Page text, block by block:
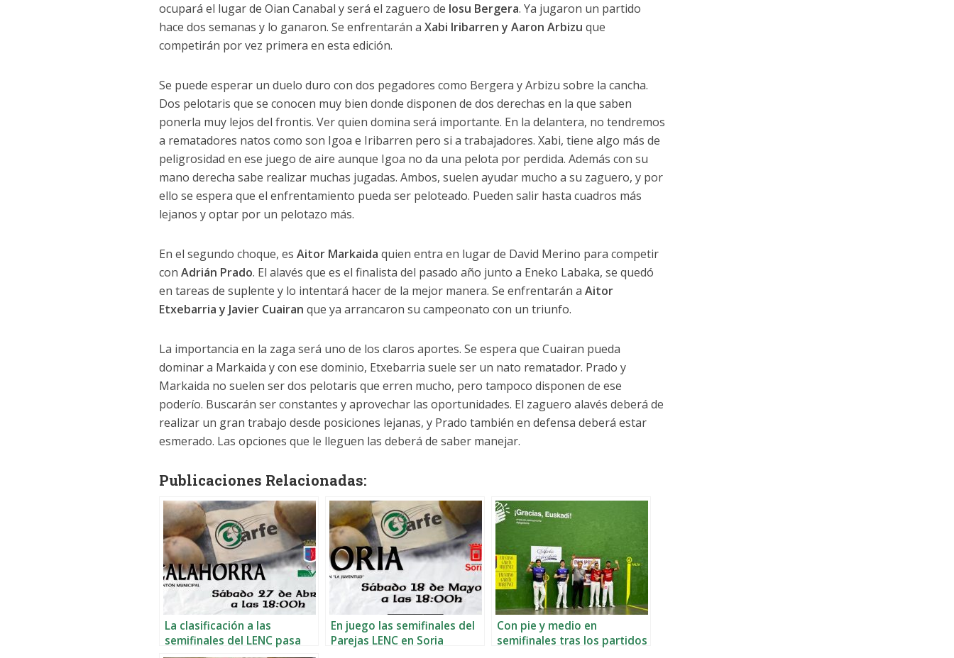
ocupará el lugar de Oian Canabal y será el zaguero de Iosu Bergera. Ya jugaron un partido
hace dos semanas y lo ganaron. Se enfrentarán aXabi Iribarren y Aaron Arbizu que
competirán por vez primera en esta edición.
Se puede esperar un duelo duro con dos pegadores como Bergera y Arbizu sobre la cancha.
Dos pelotaris que se conocen muy bien donde disponen de dos derechas en la que saben
ponerla muy lejos del frontis. Ver quien domina será importante. En la delantera, no tendremos
a rematadores natos como son Igoa e Iribarren pero si a trabajadores. Xabi, tiene algo más de
peligrosidad en ese juego de aire aunque Igoa no da una pelota por perdida. Además con su
mano derecha sabe realizar muchas jugadas. Ambos, suelen ayudar mucho a su zaguero, y por
ello se espera que el enfrentamiento pueda ser peloteado. Pueden salir hasta cuadros más
lejanos y optar por un pelotazo más.
En el segundo choque, esAitor Markaida quien entra en lugar de David Merino para competir
conAdrián Prado. El alavés que es el finalista del pasado año junto a Eneko Labaka, se quedó
en tareas de suplente y lo intentará hacer de la mejor manera. Se enfrentarán a Aitor
Etxebarria y Javier Cuairan que ya arrancaron su campeonato con un triunfo.
La importancia en la zaga será uno de los claros aportes. Se espera que Cuairan pueda
dominar a Markaida y con ese dominio, Etxebarria suele ser un nato rematador. Prado y
Markaida no suelen ser dos pelotaris que erren mucho, pero tampoco disponen de ese
poderío. Buscarán ser constantes y aprovechar las oportunidades. El zaguero alavés deberá de
realizar un gran trabajo desde posiciones lejanas, y Prado también en defensa deberá estar
esmerado. Las opciones que le lleguen las deberá de saber manejar.
Publicaciones Relacionadas:
La clasificación a las
semifinales del LENC pasa
En juego las semifinales del
Parejas LENC en Soria
Con pie y medio en
semifinales tras los partidos